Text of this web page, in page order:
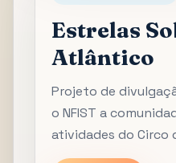
Estrelas
Atlântico
Projeto de
o NFIST a
atividades do Circo